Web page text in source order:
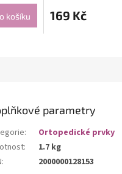
košíku 169 Kč
parametry
:
Ortopedické prvky
:
1.7 kg
: 2000000128153